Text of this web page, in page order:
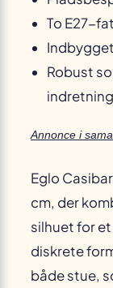
To E27-
Robust
indretning
Annonce i
Eglo
cm, der
silhuet for
diskrete
både stue,